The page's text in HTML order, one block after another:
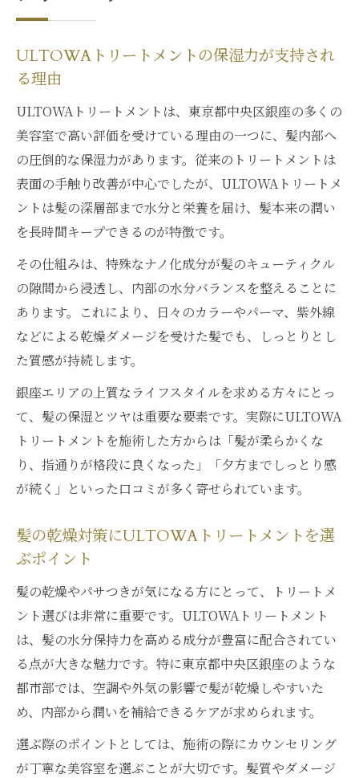
ULTOWAトリートメントの保湿力が支持され
る理由
ULTOWAトリートメントは、東京都中央区銀座の多くの
美容室で高い評価を受けている理由の一つに、髪内部へ
の圧倒的な保湿力があります。従来のトリートメントは
表面の手触り改善が中心でしたが、ULTOWAトリートメ
ントは髪の深層部まで水分と栄養を届け、髪本来の潤い
を長時間キープできるのが特徴です。
その仕組みは、特殊なナノ化成分が髪のキューティクル
の隙間から浸透し、内部の水分バランスを整えることに
あります。これにより、日々のカラーやパーマ、紫外線
などによる乾燥ダメージを受けた髪でも、しっとりとし
た質感が持続します。
銀座エリアの上質なライフスタイルを求める方々にとっ
て、髪の保湿とツヤは重要な要素です。実際にULTOWA
トリートメントを施術した方からは「髪が柔らかくな
り、指通りが格段に良くなった」「夕方までしっとり感
が続く」といった口コミが多く寄せられています。
髪の乾燥対策にULTOWAトリートメントを選
ぶポイント
髪の乾燥やパサつきが気になる方にとって、トリートメ
ント選びは非常に重要です。ULTOWAトリートメント
は、髪の水分保持力を高める成分が豊富に配合されてい
る点が大きな魅力です。特に東京都中央区銀座のような
都市部では、空調や外気の影響で髪が乾燥しやすいた
め、内部から潤いを補給できるケアが求められます。
選ぶ際のポイントとしては、施術の際にカウンセリング
が丁寧な美容室を選ぶことが大切です。髪質やダメージ